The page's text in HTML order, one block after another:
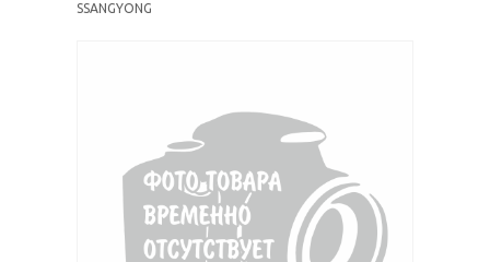
SSANGYONG